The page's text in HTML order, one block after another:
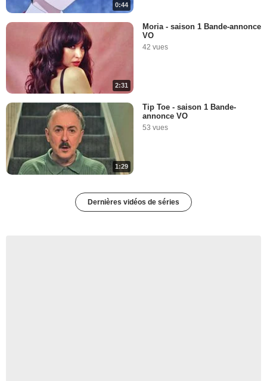
0:44
2:31
Moria - saison 1 Bande-annonce
VO
42 vues
1:29
Tip Toe - saison 1 Bande-
annonce VO
53 vues
Dernières vidéos de séries